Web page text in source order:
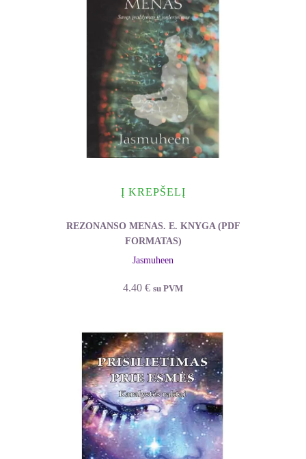
Į KREPŠELĮ
REZONANSO MENAS. E. KNYGA (PDF
FORMATAS)
Jasmuheen
4.40 € su PVM